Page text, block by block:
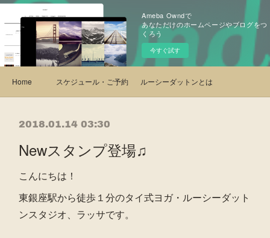
Ameba Owndで
あなただけのホームページやブログをつ
くろう
今すぐ試す
Home スケジュール・ご予約 ルーシーダットンとは・クラス紹介
2018.01.14 03:30
Newスタンプ登場♫
こんにちは！
東銀座駅から徒歩１分のタイ式ヨガ・ルーシーダット
ンスタジオ、ラッサです。